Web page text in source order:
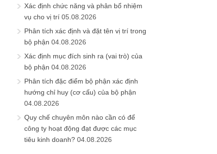
Xác định chức năng và phân bổ nhiệm
vụ cho vị trí 05.08.2026
Phân tích xác định và đặt tên vị trí trong
bộ phận 04.08.2026
Xác định mục đích sinh ra (vai trò) của
bộ phận 04.08.2026
Phân tích đặc điểm bộ phận xác định
hướng chỉ huy (cơ cấu) của bộ phận
04.08.2026
Quy chế chuyên môn nào cần có để
công ty hoạt động đạt được các mục
tiêu kinh doanh? 04.08.2026